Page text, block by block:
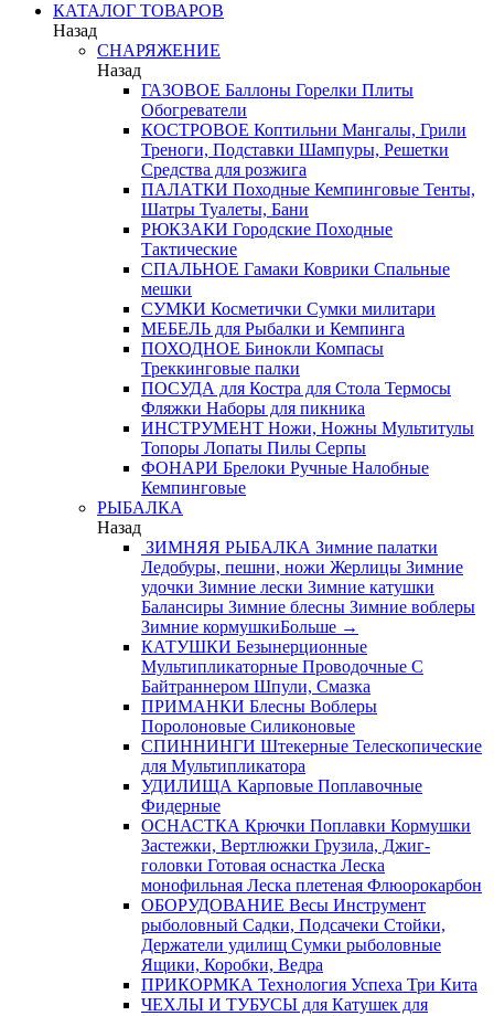
КАТАЛОГ ТОВАРОВ
Назад
СНАРЯЖЕНИЕ
Назад
ГАЗОВОЕ Баллоны Горелки Плиты
Обогреватели
КОСТРОВОЕ Коптильни Мангалы, Грили
Треноги, Подставки Шампуры, Решетки
Средства для розжига
ПАЛАТКИ Походные Кемпинговые Тенты,
Шатры Туалеты, Бани
РЮКЗАКИ Городские Походные
Тактические
СПАЛЬНОЕ Гамаки Коврики Спальные
мешки
СУМКИ Косметички Сумки милитари
МЕБЕЛЬ для Рыбалки и Кемпинга
ПОХОДНОЕ Бинокли Компасы
Треккинговые палки
ПОСУДА для Костра для Стола Термосы
Фляжки Наборы для пикника
ИНСТРУМЕНТ Ножи, Ножны Мультитулы
Топоры Лопаты Пилы Серпы
ФОНАРИ Брелоки Ручные Налобные
Кемпинговые
РЫБАЛКА
Назад
ЗИМНЯЯ РЫБАЛКА Зимние палатки
Ледобуры, пешни, ножи Жерлицы Зимние
удочки Зимние лески Зимние катушки
Балансиры Зимние блесны Зимние воблеры
Зимние кормушкиБольше →
КАТУШКИ Безынерционные
Мультипликаторные Проводочные С
Байтраннером Шпули, Смазка
ПРИМАНКИ Блесны Воблеры
Поролоновые Силиконовые
СПИННИНГИ Штекерные Телескопические
для Мультипликатора
УДИЛИЩА Карповые Поплавочные
Фидерные
ОСНАСТКА Крючки Поплавки Кормушки
Застежки, Вертлюжки Грузила, Джиг-
головки Готовая оснастка Леска
монофильная Леска плетеная Флюорокарбон
ОБОРУДОВАНИЕ Весы Инструмент
рыболовный Садки, Подсачеки Стойки,
Держатели удилищ Сумки рыболовные
Ящики, Коробки, Ведра
ПРИКОРМКА Технология Успеха Три Кита
ЧЕХЛЫ И ТУБУСЫ для Катушек для